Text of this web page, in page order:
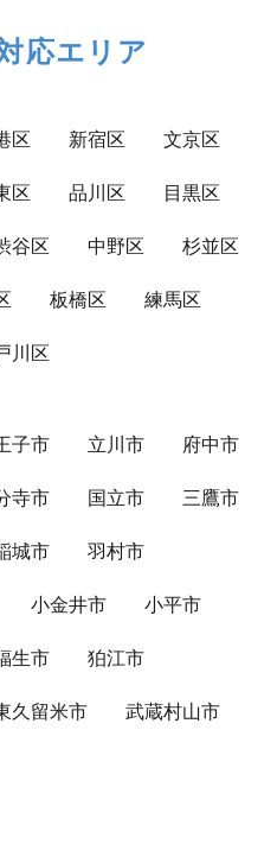
応エリア
区 新宿区 文京区
区 品川区 目黒区
谷区 中野区 杉並区
板橋区 練馬区
川区
子市 立川市 府中市
寺市 国立市 三鷹市
城市 羽村市
小金井市 小平市
生市 狛江市
久留米市 武蔵村山市